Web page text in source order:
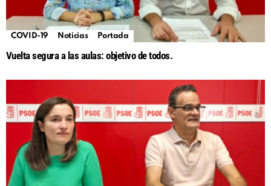
COVID-19 Noticias Portada
Vuelta segura a las aulas: objetivo de todos.